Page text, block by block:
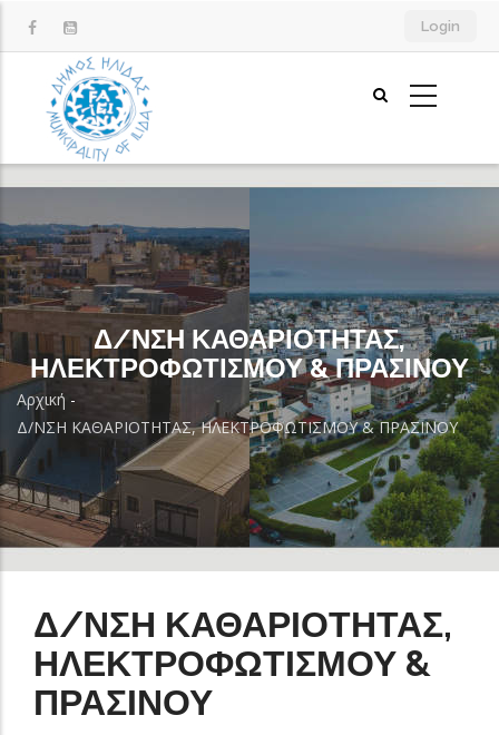
προς
περιεχόμενο
Login
Δ/ΝΣΗ ΚΑΘΑΡΙΟΤΗΤΑΣ,
ΗΛΕΚΤΡΟΦΩΤΙΣΜΟΥ & ΠΡΑΣΙΝΟΥ
Breadcrumb
Αρχική -
Δ/ΝΣΗ ΚΑΘΑΡΙΟΤΗΤΑΣ, ΗΛΕΚΤΡΟΦΩΤΙΣΜΟΥ & ΠΡΑΣΙΝΟΥ
Δ/ΝΣΗ ΚΑΘΑΡΙΟΤΗΤΑΣ,
ΗΛΕΚΤΡΟΦΩΤΙΣΜΟΥ &
ΠΡΑΣΙΝΟΥ